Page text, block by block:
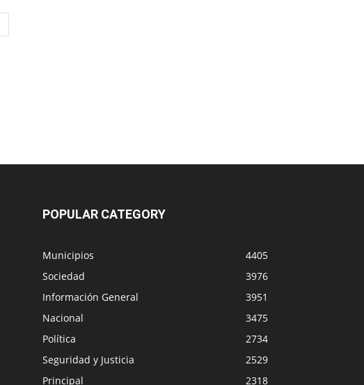
POPULAR CATEGORY
Municipios
4405
Sociedad
3976
Información General
3951
Nacional
3475
Política
2734
Seguridad y Justicia
2529
Principal
2318